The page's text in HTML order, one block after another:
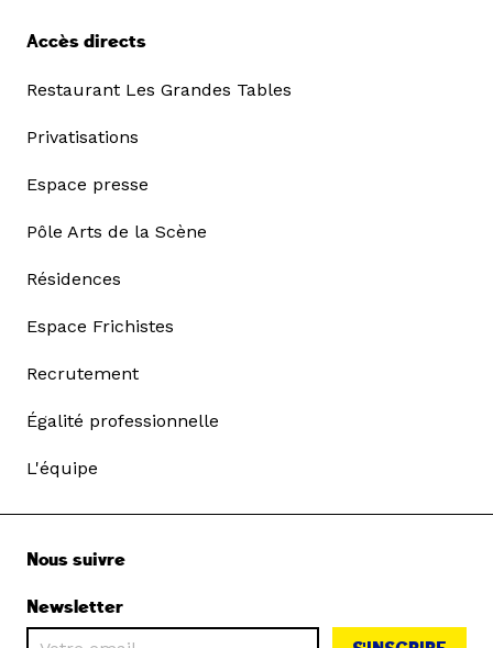
Accès directs
Restaurant Les Grandes Tables
Privatisations
Espace presse
Pôle Arts de la Scène
Résidences
Espace Frichistes
Recrutement
Égalité professionnelle
L'équipe
Nous suivre
Newsletter